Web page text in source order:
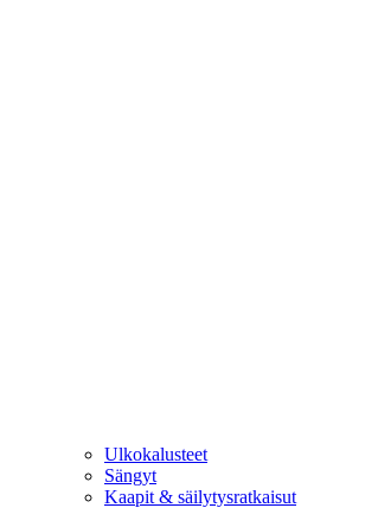
Ulkokalusteet
Sängyt
Kaapit & säilytysratkaisut